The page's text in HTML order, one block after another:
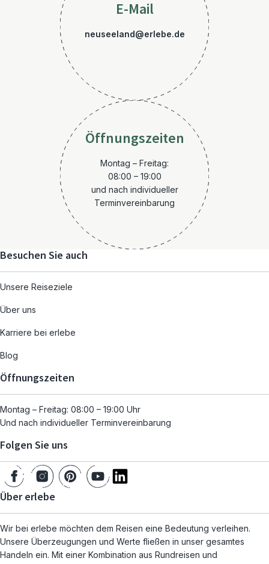
E-Mail
neuseeland@erlebe.de
Öffnungszeiten
Montag – Freitag:
08:00 – 19:00
und nach individueller
Terminvereinbarung
Besuchen Sie auch
Unsere Reiseziele
Über uns
Karriere bei erlebe
Blog
Öffnungszeiten
Montag – Freitag: 08:00 – 19:00 Uhr
Und nach individueller Terminvereinbarung
Folgen Sie uns
Über erlebe
Wir bei erlebe möchten dem Reisen eine Bedeutung verleihen.
Unsere Überzeugungen und Werte fließen in unser gesamtes
Handeln ein. Mit einer Kombination aus Rundreisen und